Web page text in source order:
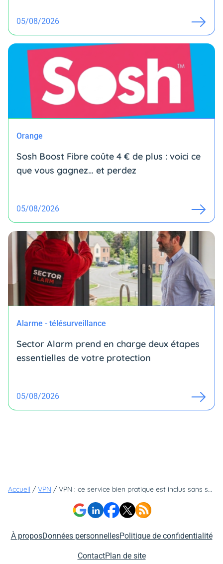
05/08/2026
Orange
Sosh Boost Fibre coûte 4 € de plus : voici ce
que vous gagnez… et perdez
05/08/2026
Alarme - télésurveillance
Sector Alarm prend en charge deux étapes
essentielles de votre protection
05/08/2026
Accueil / VPN / VPN : ce service bien pratique est inclus sans surcoût dans les formules de Surfshark
À proposDonnées personnellesPolitique de confidentialité
ContactPlan de site